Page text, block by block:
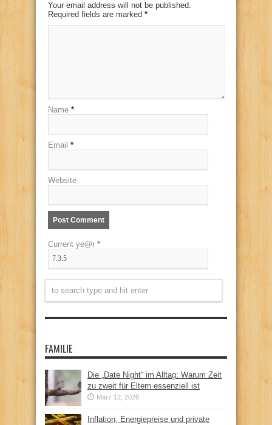
Your email address will not be published.
Required fields are marked *
Name *
Email *
Website
Current ye@r *
FAMILIE
Die „Date Night“ im Alltag: Warum Zeit
zu zweit für Eltern essenziell ist
März 12, 2026
Inflation, Energiepreise und private